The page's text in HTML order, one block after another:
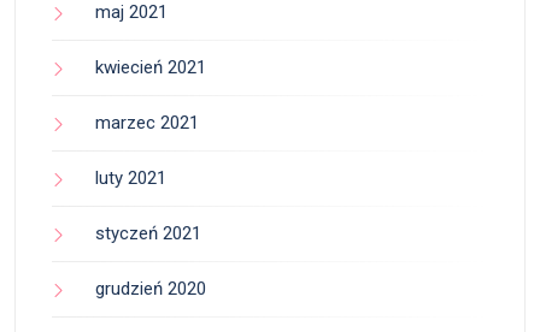
maj 2021
kwiecień 2021
marzec 2021
luty 2021
styczeń 2021
grudzień 2020